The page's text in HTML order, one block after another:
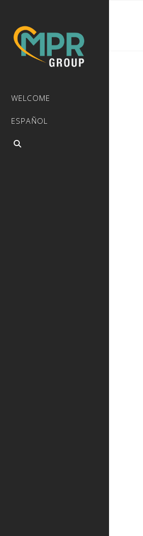
WELCOME
ESPAÑOL